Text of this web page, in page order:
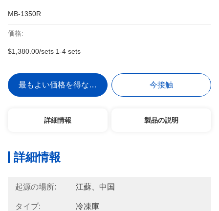
MB-1350R
価格:
$1,380.00/sets 1-4 sets
最もよい価格を得なさい 今接触
詳細情報 製品の説明
詳細情報
起源の場所: 江蘇、中国
タイプ: 冷凍庫